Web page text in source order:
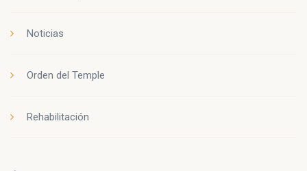
Noticias
Orden del Temple
Rehabilitación